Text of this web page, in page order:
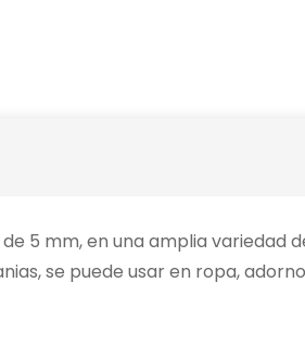
5 mm, en una amplia variedad
se puede usar en ropa,